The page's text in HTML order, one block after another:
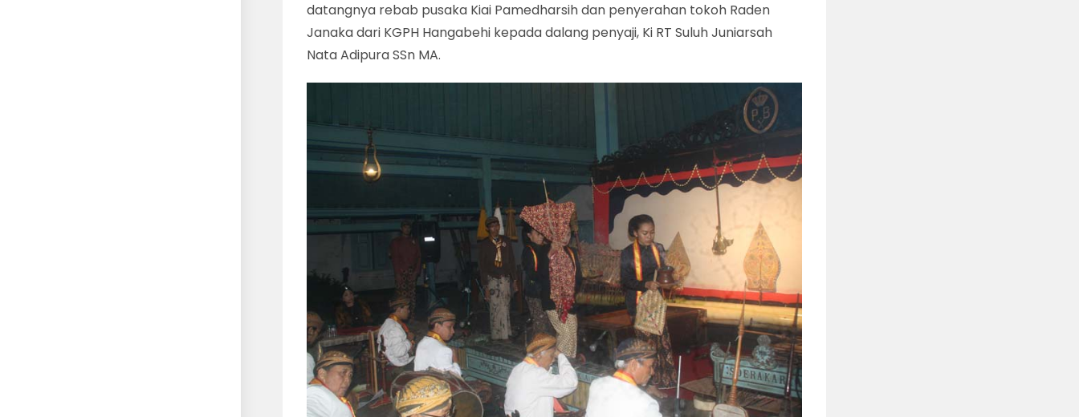
datangnya rebab pusaka Kiai Pamedharsih dan penyerahan tokoh Raden
Janaka dari KGPH Hangabehi kepada dalang penyaji, Ki RT Suluh Juniarsah
Nata Adipura SSn MA.